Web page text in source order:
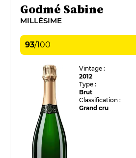
Godmé Sabine
MILLÉSIME
93/100
Vintage :
2012
Type :
Brut
Classification :
Grand cru